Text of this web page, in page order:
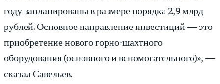
году запланированы в размере порядка 2,9 млрд
рублей. Основное направление инвестиций — это
приобретение нового горно-шахтного
оборудования (основного и вспомогательного)», —
сказал Савельев.